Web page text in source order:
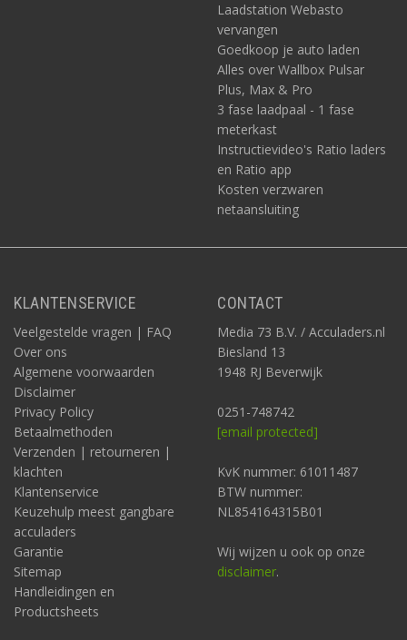
Laadstation Webasto
vervangen
Goedkoop je auto laden
Alles over Wallbox Pulsar
Plus, Max & Pro
3 fase laadpaal - 1 fase
meterkast
Instructievideo's Ratio laders
en Ratio app
Kosten verzwaren
netaansluiting
KLANTENSERVICE
Veelgestelde vragen | FAQ
Over ons
Algemene voorwaarden
Disclaimer
Privacy Policy
Betaalmethoden
Verzenden | retourneren |
klachten
Klantenservice
Keuzehulp meest gangbare
acculaders
Garantie
Sitemap
Handleidingen en
Productsheets
CONTACT
Media 73 B.V. / Acculaders.nl
Biesland 13
1948 RJ Beverwijk
0251-748742
[email protected]
KvK nummer: 61011487
BTW nummer:
NL854164315B01
Wij wijzen u ook op onze
disclaimer.